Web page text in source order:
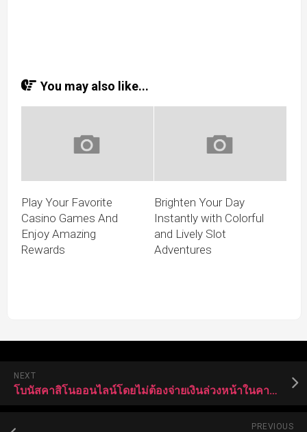
You may also like...
Play Your Favorite
Casino Games And
Enjoy Amazing
Rewards
Brighten Your Day
Instantly with Colorful
and Lively Slot
Adventures
NEXT
โบนัสคาสิโนออนไลน์โดยไม่ต้องจ่ายเงินล่วงหน้าในคาสิโน
PREVIOUS